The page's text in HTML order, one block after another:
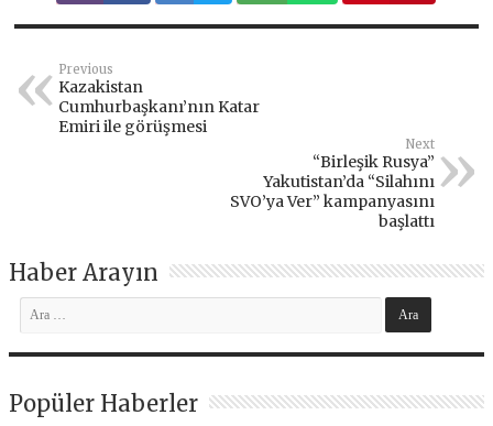
Previous
Kazakistan
Cumhurbaşkanı’nın Katar
Emiri ile görüşmesi
Next
“Birleşik Rusya”
Yakutistan’da “Silahını
SVO’ya Ver” kampanyasını
başlattı
Haber Arayın
Popüler Haberler